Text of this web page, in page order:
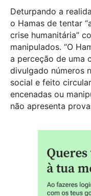
Deturpando a
o Hamas de tentar
crise humanitária”
manipulados. “O
a perceção de uma
divulgado números
social e feito
encenadas ou
não apresenta